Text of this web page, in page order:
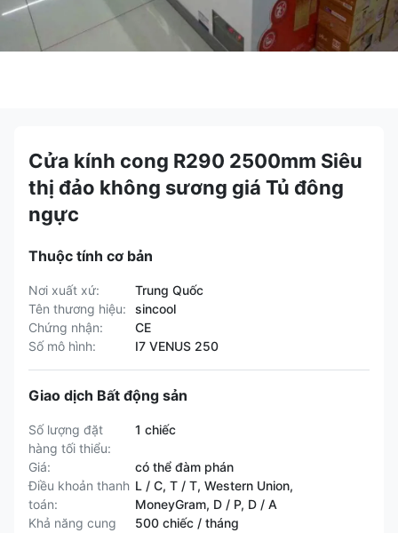
Cửa kính cong R290 2500mm Siêu
thị đảo không sương giá Tủ đông
ngực
Thuộc tính cơ bản
Nơi xuất xứ:
Trung Quốc
Tên thương hiệu:
sincool
Chứng nhận:
CE
Số mô hình:
I7 VENUS 250
Giao dịch Bất động sản
Số lượng đặt
hàng tối thiểu:
1 chiếc
Giá:
có thể đàm phán
Điều khoản thanh
toán:
L / C, T / T, Western Union,
MoneyGram, D / P, D / A
Khả năng cung
500 chiếc / tháng